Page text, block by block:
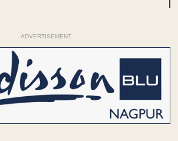
ADVERTISEMENT